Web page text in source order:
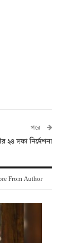
পরে
২৪ দফা নির্দেশনা
From Author